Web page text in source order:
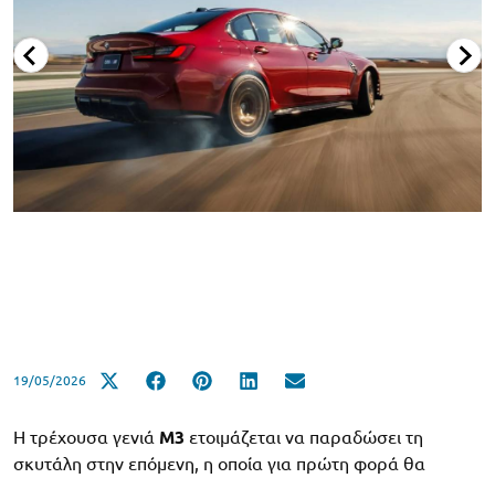
19/05/2026
Η τρέχουσα γενιά M3 ετοιμάζεται να παραδώσει τη
σκυτάλη στην επόμενη, η οποία για πρώτη φορά θα